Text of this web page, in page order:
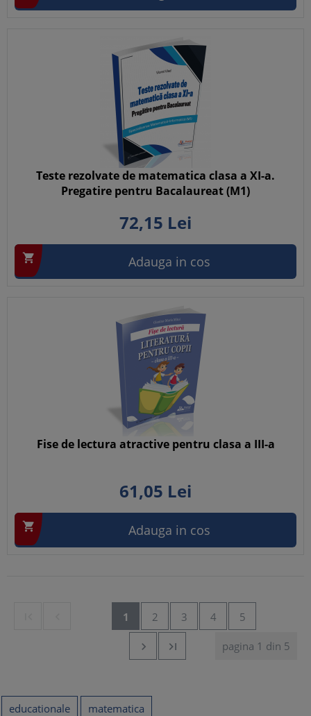
Teste rezolvate de matematica clasa a XI-a.
Pregatire pentru Bacalaureat (M1)
72,15 Lei
 Adauga in cos
Fise de lectura atractive pentru clasa a III-a
61,05 Lei
 Adauga in cos
1 2 3 4 5
pagina 1 din 5


educationale
matematica